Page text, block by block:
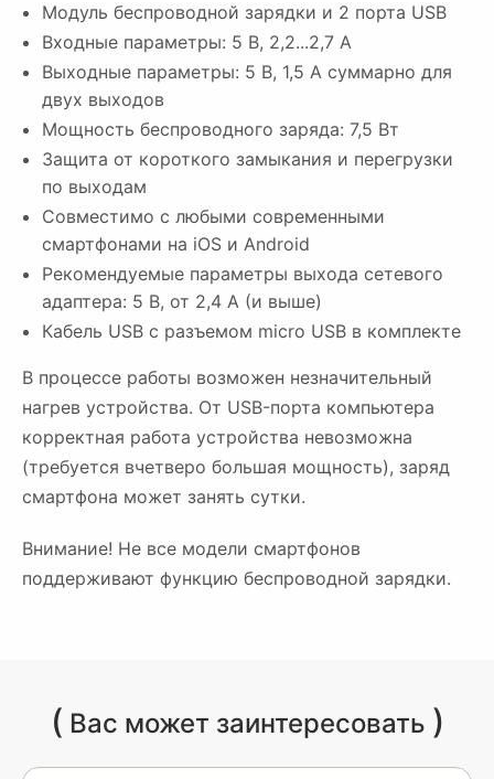
Модуль беспроводной зарядки и 2 порта USB
Входные параметры: 5 В, 2,2...2,7 A
Выходные параметры: 5 В, 1,5 A суммарно для
двух выходов
Мощность беспроводного заряда: 7,5 Вт
Защита от короткого замыкания и перегрузки
по выходам
Совместимо с любыми современными
смартфонами на iOS и Android
Рекомендуемые параметры выхода сетевого
адаптера: 5 B, от 2,4 A (и выше)
Кабель USB с разъемом micro USB в комплекте
В процессе работы возможен незначительный
нагрев устройства. От USB-порта компьютера
корректная работа устройства невозможна
(требуется вчетверо большая мощность), заряд
смартфона может занять сутки.
Внимание! Не все модели смартфонов
поддерживают функцию беспроводной зарядки.
( Вас может заинтересовать )